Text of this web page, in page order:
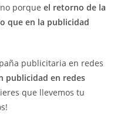
porqueel retorno de la
que en la publicidad
publicitaria en redes
publicidad en redes
que llevemos tu